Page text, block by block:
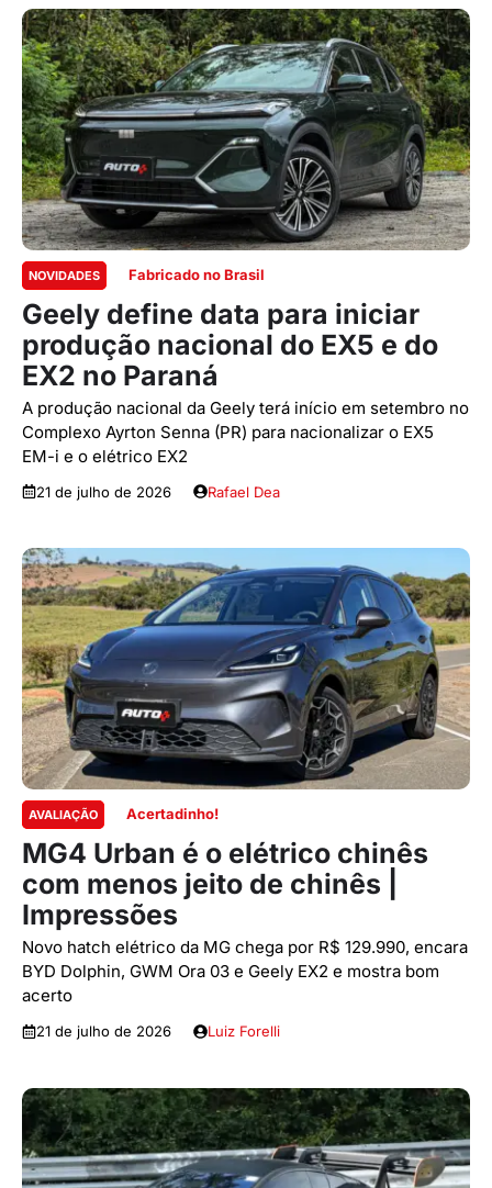
NOVIDADES Fabricado no Brasil
Geely define data para iniciar
produção nacional do EX5 e do
EX2 no Paraná
A produção nacional da Geely terá início em setembro no
Complexo Ayrton Senna (PR) para nacionalizar o EX5
EM-i e o elétrico EX2
21 de julho de 2026 Rafael Dea
AVALIAÇÃO Acertadinho!
MG4 Urban é o elétrico chinês
com menos jeito de chinês |
Impressões
Novo hatch elétrico da MG chega por R$ 129.990, encara
BYD Dolphin, GWM Ora 03 e Geely EX2 e mostra bom
acerto
21 de julho de 2026 Luiz Forelli